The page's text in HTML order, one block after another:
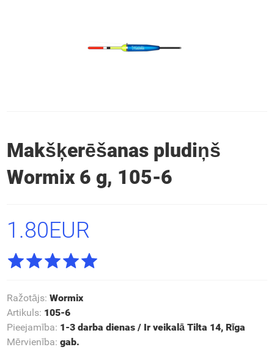
Makšķerēšanas pludiņš
Wormix 6 g, 105-6
1.80EUR
Ražotājs: Wormix
Artikuls: 105-6
Pieejamība: 1-3 darba dienas / Ir veikalā Tilta 14, Rīga
Mērvienība: gab.